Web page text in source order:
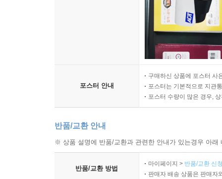
포스터 안내
구매하신 상품에 포스터 사
포스터는 기본적으로 지관
포스터 수량이 많은 경우,
반품/교환 안내
※ 상품 설명에 반품/교환과 관련한 안내가 있는경우 아
반품/교환 방법
마이페이지 > 반품/교환 신
판매자 배송 상품은 판매자